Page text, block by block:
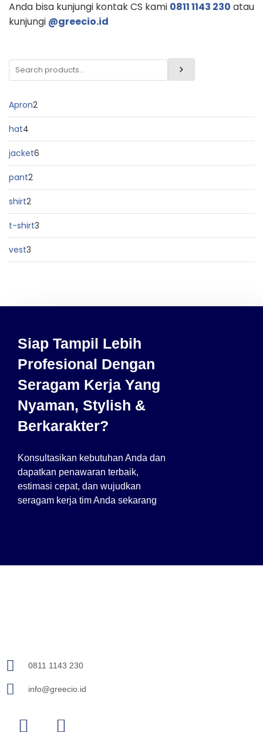
Anda bisa kunjungi kontak CS kami 0811 1143 230 atau
kunjungi @greecio.id
Apron2
hat4
jacket6
pant2
shirt2
t-shirt3
vest3
Siap Tampil Lebih
Profesional Dengan
Seragam Kerja Yang
Nyaman, Stylish &
Berkarakter?
Konsultasikan kebutuhan Anda dan
dapatkan penawaran terbaik,
estimasi cepat, dan wujudkan
seragam kerja tim Anda sekarang
0811 1143 230
info@greecio.id